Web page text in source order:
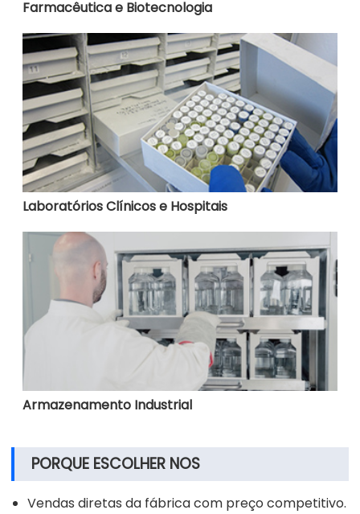
Farmacêutica e Biotecnologia
Laboratórios Clínicos e Hospitais
Armazenamento Industrial
PORQUE ESCOLHER NOS
Vendas diretas da fábrica com preço competitivo.